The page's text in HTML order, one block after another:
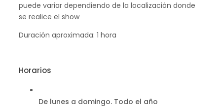
puede variar dependiendo de la localización donde
se realice el show
Duración aproximada: 1 hora
Horarios
De lunes a domingo. Todo el año